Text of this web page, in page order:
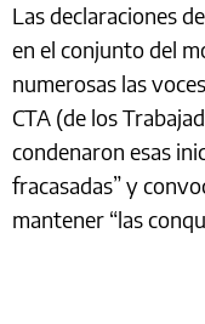
Las declaraciones
en el conjunto del
numerosas las
CTA (de los
condenaron esas
fracasadas” y
mantener “las